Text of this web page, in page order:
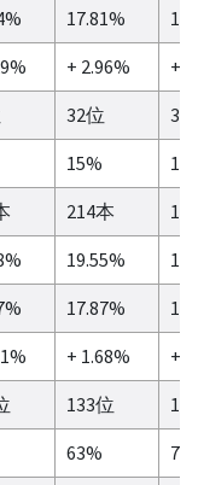
17.81%
+ 2.96%
+
32位
30
15%
214本
19.55%
17.87%
+ 1.68%
+
133位
63%